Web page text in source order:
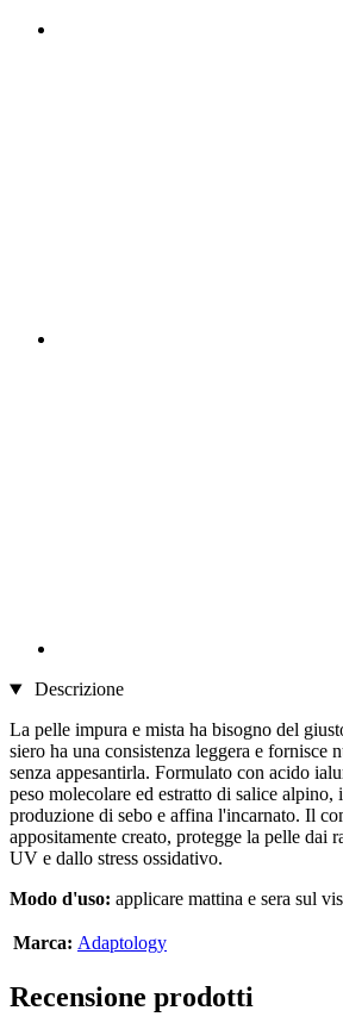
Descrizione
La pelle impura e mista ha bisogno del
siero ha una consistenza leggera e fornisce
senza appesantirla. Formulato con acido
peso molecolare ed estratto di salice
produzione di sebo e affina l'incarnato. Il
appositamente creato, protegge la pelle dai
UV e dallo stress ossidativo.
Modo d'uso: applicare mattina e sera sul
Marca: Adaptology
Recensione prodotti